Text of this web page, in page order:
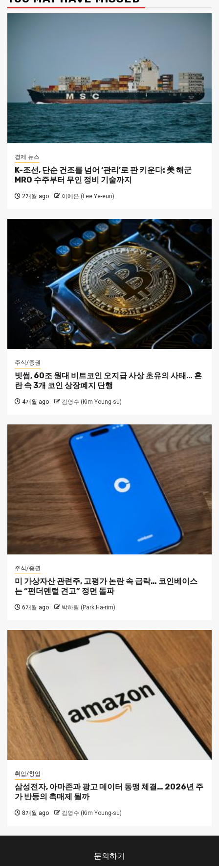
경제 뉴스
K-조선, 단순 건조를 넘어 ‘관리’로 판 키운다: 美 해군
MRO 수주부터 무인 정비 기술까지
2개월 ago 이예은 (Lee Ye-eun)
주식/증권
빗썸, 60조 원대 비트코인 오지급 사상 초유의 사태… 혼
란 속 3개 코인 상장폐지 단행
4개월 ago 김영수 (Kim Young-su)
주식/증권
미 가상자산 관련주, 고평가 논란 속 급락… 코인베이스
는 “펀더멘털 견고” 정면 돌파
6개월 ago 박하림 (Park Ha-rim)
취업/창업
삼성전자, 아마존과 광고 데이터 동맹 체결… 2026년 주
가 반등의 촉매제 될까
8개월 ago 김영수 (Kim Young-su)
문의하기